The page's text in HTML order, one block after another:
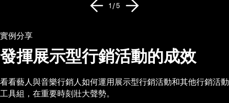
1 / 5
實例分享
發揮展示型行銷活動的成效
看看藝人與音樂行銷人如何運用展示型行銷活動和其他行銷活動
工具組，在重要時刻壯大聲勢。